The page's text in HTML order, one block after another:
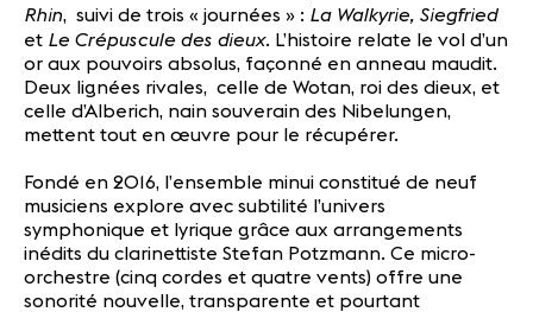
Rhin, suivi de trois « journées » : La Walkyrie, Siegfried
et Le Crépuscule des dieux. L’histoire relate le vol d’un
or aux pouvoirs absolus, façonné en anneau maudit.
Deux lignées rivales, celle de Wotan, roi des dieux, et
celle d’Alberich, nain souverain des Nibelungen,
mettent tout en œuvre pour le récupérer.
Fondé en 2016, l’ensemble minui constitué de neuf
musiciens explore avec subtilité l’univers
symphonique et lyrique grâce aux arrangements
inédits du clarinettiste Stefan Potzmann. Ce micro-
orchestre (cinq cordes et quatre vents) offre une
sonorité nouvelle, transparente et pourtant